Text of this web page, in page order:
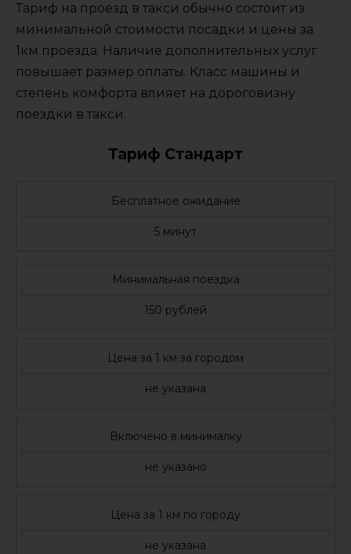
Тариф на проезд в такси обычно состоит из
минимальной стоимости посадки и цены за
1км проезда. Наличие дополнительных услуг
повышает размер оплаты. Класс машины и
степень комфорта влияет на дороговизну
поездки в такси.
Тариф Стандарт
Бесплатное ожидание
5 минут
Минимальная поездка
150 рублей
Цена за 1 км за городом
не указана
Включено в минималку
не указано
Цена за 1 км по городу
не указана